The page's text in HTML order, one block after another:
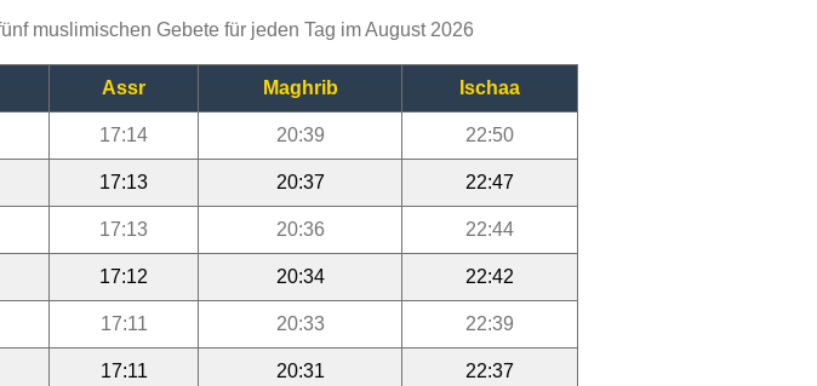
muslimischen Gebete für jeden Tag im August 2026
Assr Maghrib Ischaa
17:14 20:39 22:50
17:13 20:37 22:47
17:13 20:36 22:44
17:12 20:34 22:42
17:11 20:33 22:39
17:11 20:31 22:37